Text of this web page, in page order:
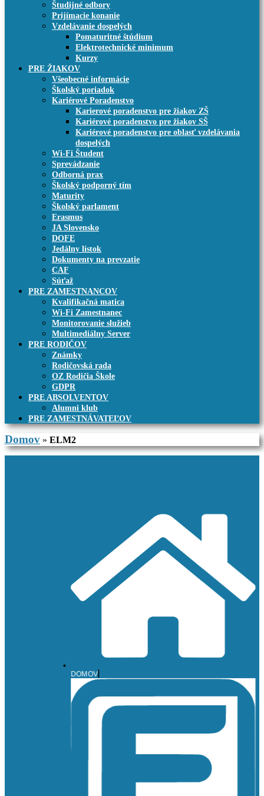
Študijné odbory
Prijímacie konanie
Vzdelávanie dospelých
Pomaturitné štúdium
Elektrotechnické minimum
Kurzy
PRE ŽIAKOV
Všeobecné informácie
Školský poriadok
Kariérové Poradenstvo
Karierové poradenstvo pre žiakov ZŠ
Kariérové poradenstvo pre žiakov SŠ
Kariérové poradenstvo pre oblasť vzdelávania
dospelých
Wi-Fi Študent
Sprevádzanie
Odborná prax
Školský podporný tím
Maturity
Školský parlament
Erasmus
JA Slovensko
DOFE
Jedálny lístok
Dokumenty na prevzatie
CAF
Súťaž
PRE ZAMESTNANCOV
Kvalifikačná matica
Wi-Fi Zamestnanec
Monitorovanie služieb
Multimediálny Server
PRE RODIČOV
Známky
Rodičovská rada
OZ Rodičia Škole
GDPR
PRE ABSOLVENTOV
Alumni klub
PRE ZAMESTNÁVATEĽOV
Domov » ELM2
DOMOV